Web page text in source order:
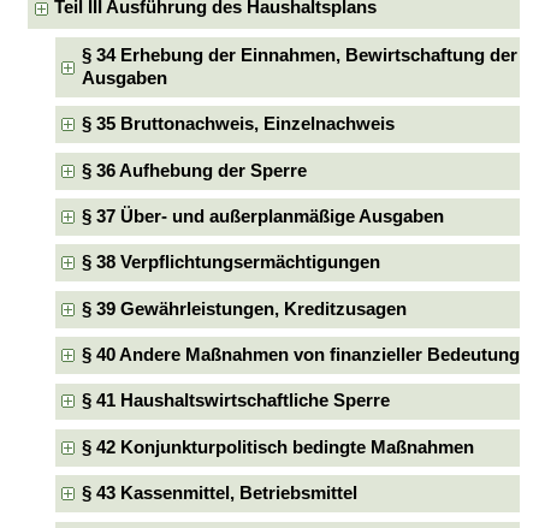
Teil III Ausführung des Haushaltsplans
§ 34 Erhebung der Einnahmen, Bewirtschaftung der
Ausgaben
§ 35 Bruttonachweis, Einzelnachweis
§ 36 Aufhebung der Sperre
§ 37 Über- und außerplanmäßige Ausgaben
§ 38 Verpflichtungsermächtigungen
§ 39 Gewährleistungen, Kreditzusagen
§ 40 Andere Maßnahmen von finanzieller Bedeutung
§ 41 Haushaltswirtschaftliche Sperre
§ 42 Konjunkturpolitisch bedingte Maßnahmen
§ 43 Kassenmittel, Betriebsmittel